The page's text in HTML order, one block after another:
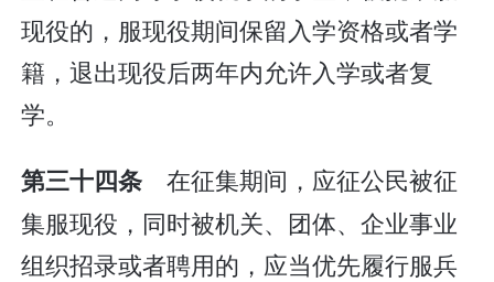
现役的，服现役期间保留入学资格或者学
籍，退出现役后两年内允许入学或者复
学。
第三十四条 在征集期间，应征公民被征
集服现役，同时被机关、团体、企业事业
组织招录或者聘用的，应当优先履行服兵